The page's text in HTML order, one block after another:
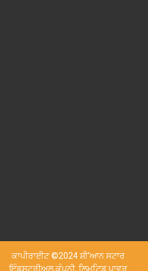
ਕਾਪੀਰਾਈਟ ©2024 ਸ਼ੀ'ਆਨ ਸਟਾਰ
ਇੰਡਸਟਰੀਅਲ ਕੰਪਨੀ, ਲਿਮਟਿਡ ਪਾਵਰ